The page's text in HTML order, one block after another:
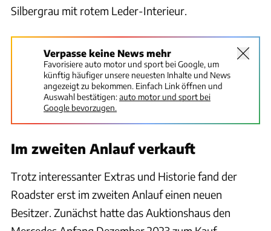
Silbergrau mit rotem Leder-Interieur.
Verpasse keine News mehr
Favorisiere auto motor und sport bei Google, um
künftig häufiger unsere neuesten Inhalte und News
angezeigt zu bekommen. Einfach Link öffnen und
Auswahl bestätigen:auto motor und sport bei
Google bevorzugen.
Im zweiten Anlauf verkauft
Trotz interessanter Extras und Historie fand der
Roadster erst im zweiten Anlauf einen neuen
Besitzer. Zunächst hatte das Auktionshaus den